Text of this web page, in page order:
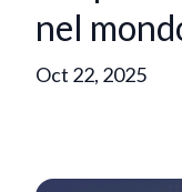
nel
Oct 22, 2025